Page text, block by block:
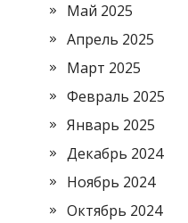
Май 2025
Апрель 2025
Март 2025
Февраль 2025
Январь 2025
Декабрь 2024
Ноябрь 2024
Октябрь 2024